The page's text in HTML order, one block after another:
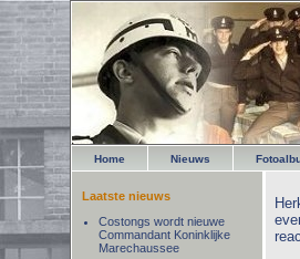
Home Nieuws
Laatste nieuws
Costongs wordt nieuwe
Commandant Koninklijke
Marechaussee